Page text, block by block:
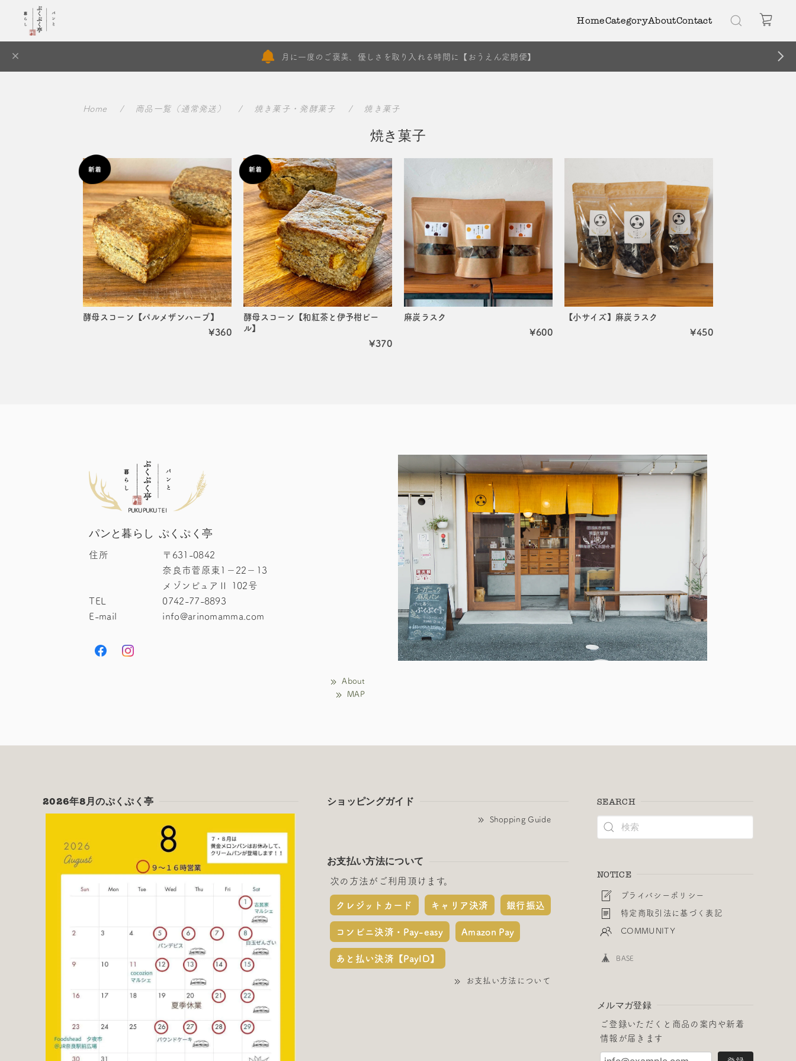
HomeCategoryAboutContact
月に一度のご褒美、優しさを取り入れる時間に【おうえん定期便】
Home 商品一覧（通常発送） 焼き菓子・発酵菓子 焼き菓子
焼き菓子
酵母スコーン【パルメザンハーブ】
¥360
酵母スコーン【和紅茶と伊予柑ピー
ル】
¥370
麻炭ラスク
¥600
【小サイズ】麻炭ラスク
¥450
パンと暮らし ぷくぷく亭
住所
〒631-0842
奈良市菅原東1－22－13
メゾンピュアⅡ 102号
TEL
0742-77-8893
E-mail
info@arinomamma.com
About
MAP
2026年8月のぷくぷく亭 ショッピングガイド
Shopping Guide
お支払い方法について
次の方法がご利用頂けます。
クレジットカード キャリア決済 銀行振込
コンビニ決済・Pay-easy Amazon Pay
あと払い決済【PayID】
お支払い方法について
SEARCH
NOTICE
プライバシーポリシー
特定商取引法に基づく表記
COMMUNITY
BASE
メルマガ登録
ご登録いただくと商品の案内や新着
情報が届きます